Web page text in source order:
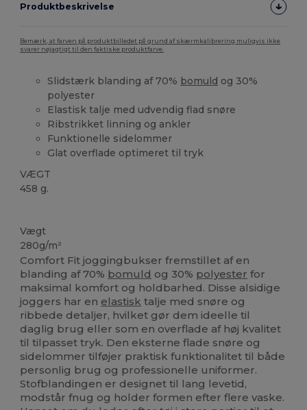
Produktbeskrivelse
Bemærk, at farven på produktbilledet på grund af skærmkalibrering muligvis ikke
svarer nøjagtigt til den faktiske produktfarve.
Slidstærk blanding af 70% bomuld og 30%
polyester
Elastisk talje med udvendig flad snøre
Ribstrikket linning og ankler
Funktionelle sidelommer
Glat overflade optimeret til tryk
VÆGT
458 g.
Vægt
280g/m²
Comfort Fit joggingbukser fremstillet af en
blanding af 70% bomuld og 30% polyester for
maksimal komfort og holdbarhed. Disse alsidige
joggers har en elastisk talje med snøre og
ribbede detaljer, hvilket gør dem ideelle til
daglig brug eller som en overflade af høj kvalitet
til tilpasset tryk. Den eksterne flade snøre og
sidelommer tilføjer praktisk funktionalitet til både
personlig brug og professionelle uniformer.
Stofblandingen er designet til lang levetid,
modstår fnug og holder formen efter flere vaske.